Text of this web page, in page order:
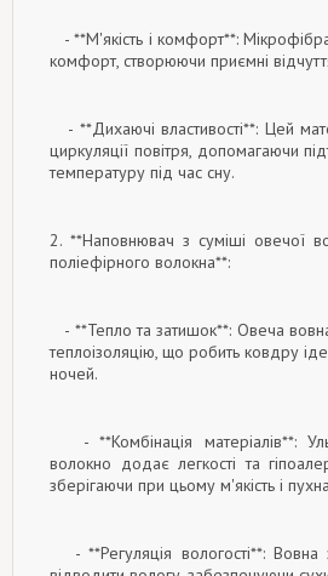
- **М'якість і комфорт**:
комфорт, створюючи приємні
- **Дихаючі властивості**: Цей
циркуляції повітря, допомагаючи
температуру під час сну.
2. **Наповнювач з суміші овечої
поліефірного волокна**:
- **Тепло та затишок**: Овеча
теплоізоляцію, що робить ковдру
ночей.
- **Комбінація матеріалів**:
волокно додає легкості та
зберігаючи при цьому м'якість і
- **Регуляція вологості**: Вовна